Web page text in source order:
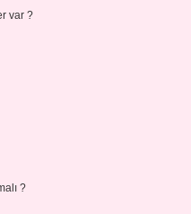
var ?
?